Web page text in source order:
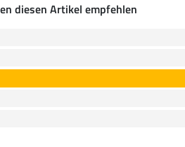
diesen Artikel empfehlen